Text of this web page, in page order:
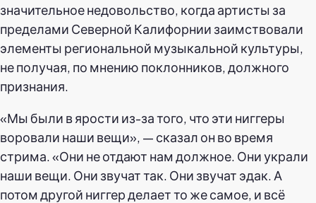
значительное недовольство, когда артисты за
пределами Северной Калифорнии заимствовали
элементы региональной музыкальной культуры,
не получая, по мнению поклонников, должного
признания.
«Мы были в ярости из-за того, что эти ниггеры
воровали наши вещи», — сказал он во время
стрима. «Они не отдают нам должное. Они украли
наши вещи. Они звучат так. Они звучат эдак. А
потом другой ниггер делает то же самое, и всё